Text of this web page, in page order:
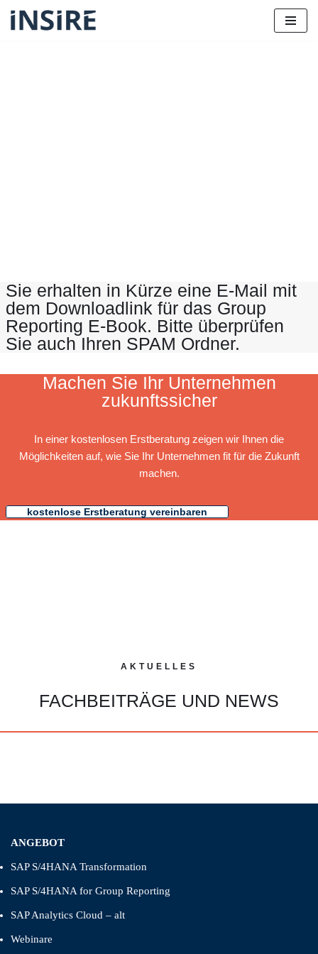
Sie erhalten in Kürze eine E-Mail mit
dem Downloadlink für das Group
Reporting E-Book. Bitte überprüfen
Sie auch Ihren SPAM Ordner.
Machen Sie Ihr Unternehmen
zukunftssicher
In einer kostenlosen Erstberatung zeigen wir Ihnen die
Möglichkeiten auf, wie Sie Ihr Unternehmen fit für die Zukunft
machen.
kostenlose Erstberatung vereinbaren
AKTUELLES
FACHBEITRÄGE UND NEWS
ANGEBOT
SAP S/4HANA Transformation
SAP S/4HANA for Group Reporting
SAP Analytics Cloud – alt
Webinare